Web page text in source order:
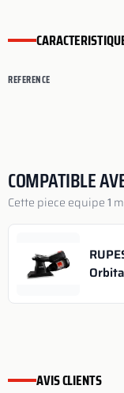
REFERENCE
COMPATIBLE
Cette piece equipe1
AVIS CLIENTS